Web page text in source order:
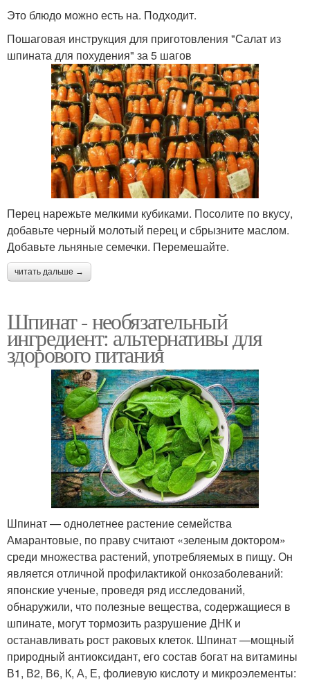
Это блюдо можно есть на. Подходит.
Пошаговая инструкция для приготовления "Салат из
шпината для похудения" за 5 шагов
Перец нарежьте мелкими кубиками. Посолите по вкусу,
добавьте черный молотый перец и сбрызните маслом.
Добавьте льняные семечки. Перемешайте.
читать дальше →
Шпинат - необязательный
ингредиент: альтернативы для
здорового питания
Шпинат — однолетнее растение семейства
Амарантовые, по праву считают «зеленым доктором»
среди множества растений, употребляемых в пищу. Он
является отличной профилактикой онкозаболеваний:
японские ученые, проведя ряд исследований,
обнаружили, что полезные вещества, содержащиеся в
шпинате, могут тормозить разрушение ДНК и
останавливать рост раковых клеток. Шпинат —мощный
природный антиоксидант, его состав богат на витамины
В1, В2, В6, К, А, Е, фолиевую кислоту и микроэлементы: